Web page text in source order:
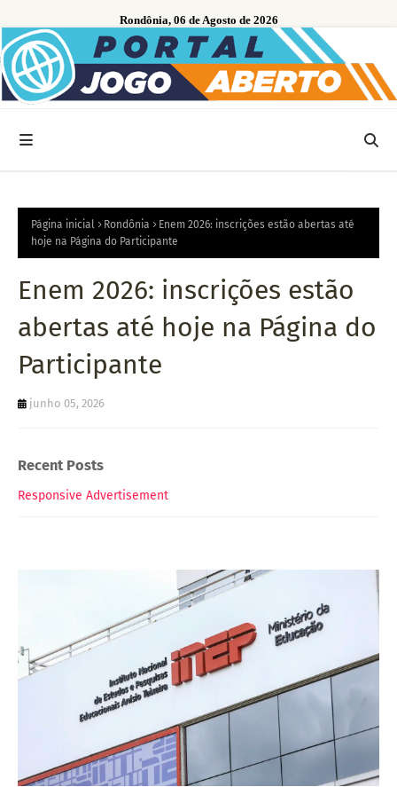
Rondônia, 06 de Agosto de 2026
Página inicial Rondônia
Enem 2026: inscrições estão abertas até
hoje na Página do Participante
Enem 2026: inscrições estão
abertas até hoje na Página do
Participante
junho 05, 2026
Recent Posts
Responsive Advertisement